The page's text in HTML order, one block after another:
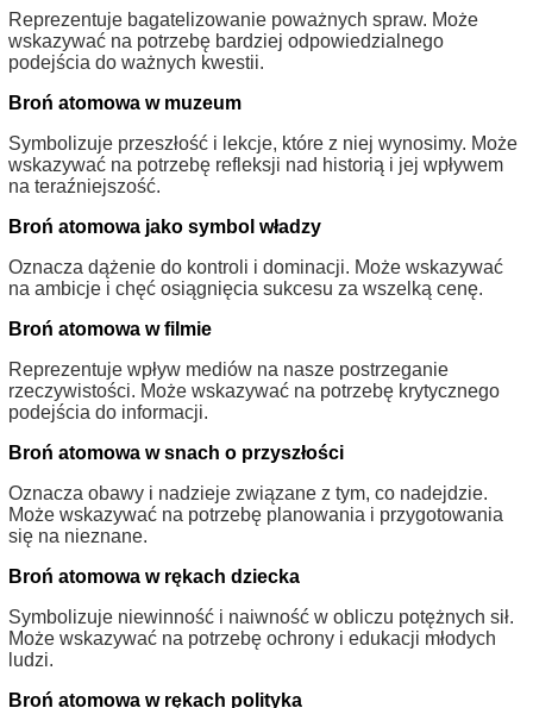
Reprezentuje bagatelizowanie poważnych spraw. Może
wskazywać na potrzebę bardziej odpowiedzialnego
podejścia do ważnych kwestii.
Broń atomowa w muzeum
Symbolizuje przeszłość i lekcje, które z niej wynosimy. Może
wskazywać na potrzebę refleksji nad historią i jej wpływem
na teraźniejszość.
Broń atomowa jako symbol władzy
Oznacza dążenie do kontroli i dominacji. Może wskazywać
na ambicje i chęć osiągnięcia sukcesu za wszelką cenę.
Broń atomowa w filmie
Reprezentuje wpływ mediów na nasze postrzeganie
rzeczywistości. Może wskazywać na potrzebę krytycznego
podejścia do informacji.
Broń atomowa w snach o przyszłości
Oznacza obawy i nadzieje związane z tym, co nadejdzie.
Może wskazywać na potrzebę planowania i przygotowania
się na nieznane.
Broń atomowa w rękach dziecka
Symbolizuje niewinność i naiwność w obliczu potężnych sił.
Może wskazywać na potrzebę ochrony i edukacji młodych
ludzi.
Broń atomowa w rękach polityka